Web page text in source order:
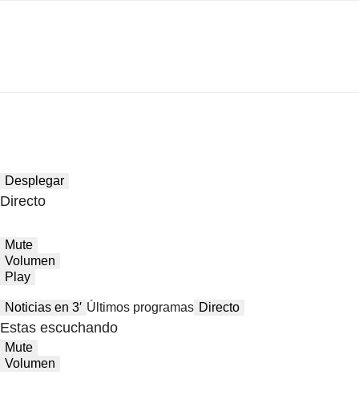
Desplegar
Directo
Mute
Volumen
Play
Noticias en 3′ Últimos programas Directo
Estas escuchando
Mute
Volumen